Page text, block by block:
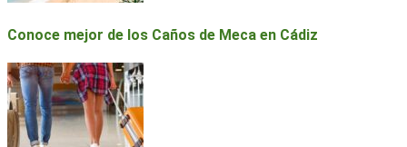
Conoce mejor de los Caños de Meca en Cádiz